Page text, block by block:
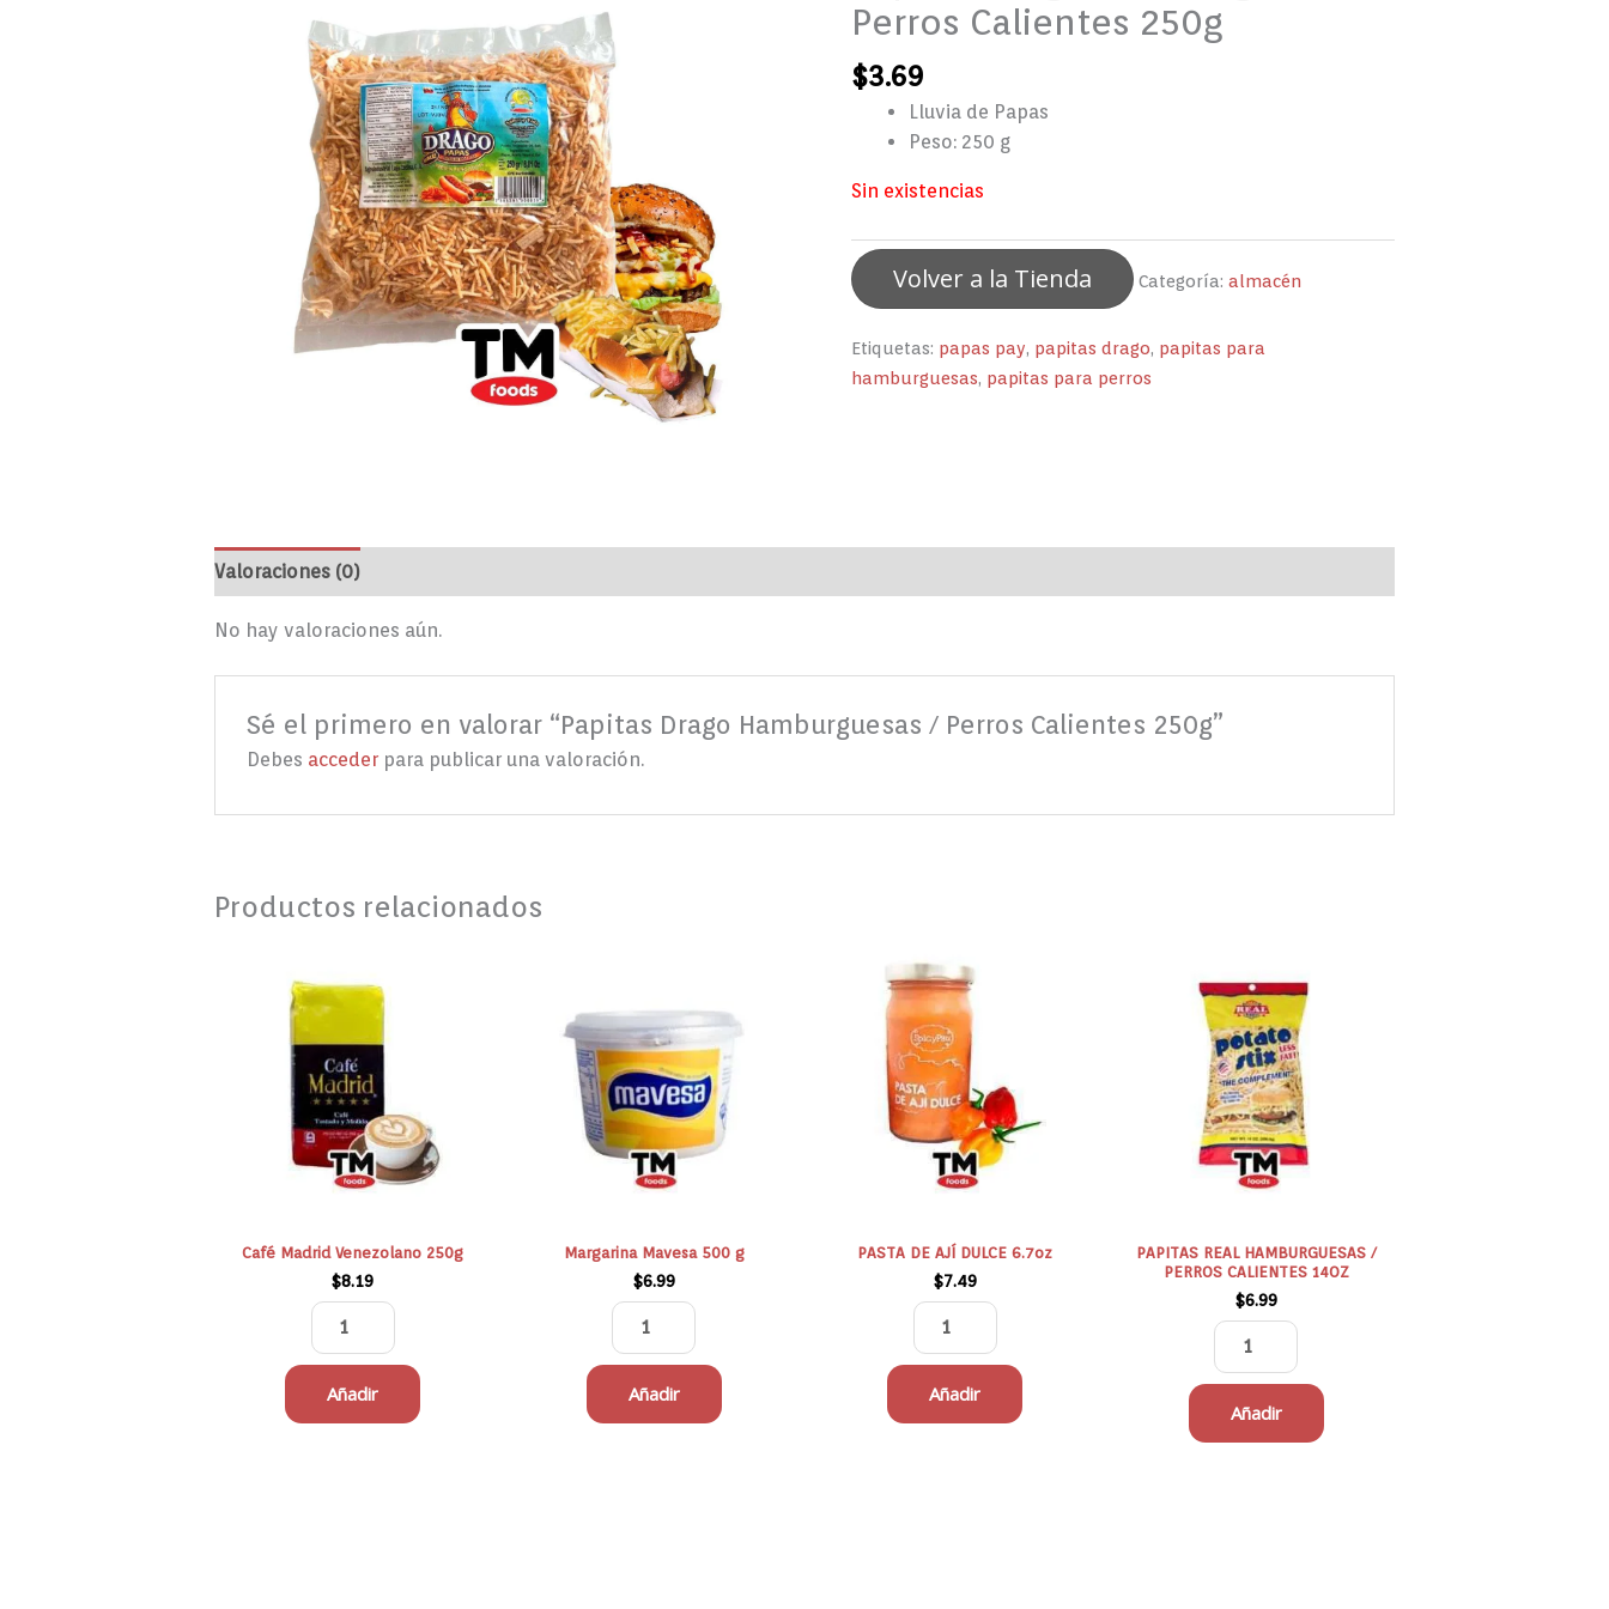
Perros Calientes 250g
$3.69
Lluvia de Papas
Peso: 250 g
Sin existencias
Volver a la Tienda Categoría:almacén
Etiquetas: papas pay, papitas drago, papitas para
hamburguesas, papitas para perros
Valoraciones (0)
No hay valoraciones aún.
Sé el primero en valorar “Papitas Drago Hamburguesas / Perros Calientes 250g”
Debes acceder para publicar una valoración.
Productos relacionados
Café Madrid Venezolano 250g
$8.19
Madrid
Venezolano
250g
cantidad
Añadir
Margarina Mavesa 500 g
$6.99
500
g
cantidad
Añadir
PASTA DE AJÍ DULCE 6.7oz
$7.49
DE
AJÍ
DULCE
6.7oz
cantidad
Añadir
PAPITAS REAL HAMBURGUESAS /
PERROS CALIENTES 14OZ
$6.99
REAL
HAMBURGUESAS
/
PERROS
CALIENTES
14OZ
cantidad
Añadir